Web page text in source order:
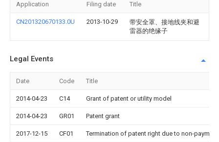
Application Filing date Title
CN201320670133.0U 2013-10-29
带安全罩、接地线夹和避
雷器的绝缘子
Legal Events
Date Code Title
2014-04-23 C14 Grant of patent or utility model
2014-04-23 GR01 Patent grant
2017-12-15 CF01 Termination of patent right due to non-